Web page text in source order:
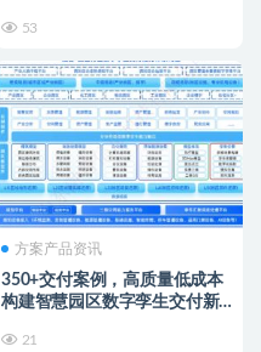
53
方案产品资讯
350+交付案例，高质量低成本
构建智慧园区数字孪生交付新范
21